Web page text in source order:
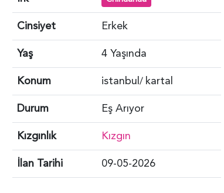
Cinsiyet
Erkek
Yaş
4 Yaşında
Konum
istanbul/ kartal
Durum
Eş Arıyor
Kızgınlık
Kızgın
İlan Tarihi
09-05-2026